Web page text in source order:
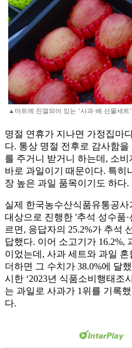
▲마트에 진열되어 있는 ‘사과·배 선물세트
명절 연휴가 지나면 가정집마
다. 통상 명절 전후로 감사함
를 주거니 받거니 하는데, 소비
바로 과일이기 때문이다. 특히
장 높은 과일 품목이기도 하다.
실제 한국농수산식품유통공
대상으로 진행한 '추석 성수품
르면, 응답자의 25.2%가 추석
답했다. 이어 소고기가 16.2%,
이었는데, 사과 세트와 과일
더하면 그 수치가 38.0%에 달
시한 ‘2023년 식품소비행태조
는 과일로 사과가 1위를 기록
다.